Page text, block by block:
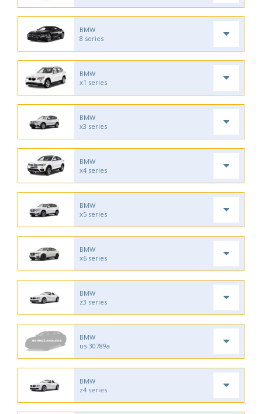
BMW
8 series
BMW
x1 series
BMW
x3 series
BMW
x4 series
BMW
x5 series
BMW
x6 series
BMW
z3 series
BMW
us-30789a
BMW
z4 series